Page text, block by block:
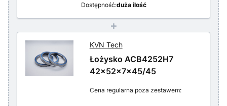
Dostępność:duża ilość
+
KVN Tech
Łożysko ACB4252H7
42x52x7x45/45
Cena regularna poza zestawem: